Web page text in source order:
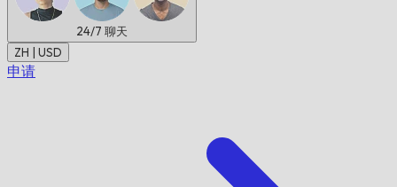
24/7 聊天
ZH | USD
申请